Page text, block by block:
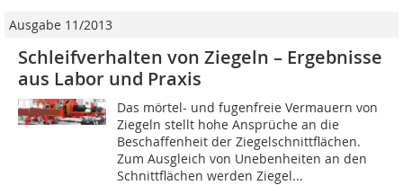
Ausgabe 11/2013
Schleifverhalten von Ziegeln – Ergebnisse
aus Labor und Praxis
Das mörtel- und fugenfreie Vermauern von
Ziegeln stellt hohe Ansprüche an die
Beschaffenheit der Ziegelschnittflächen.
Zum Ausgleich von Unebenheiten an den
Schnittflächen werden Ziegel...